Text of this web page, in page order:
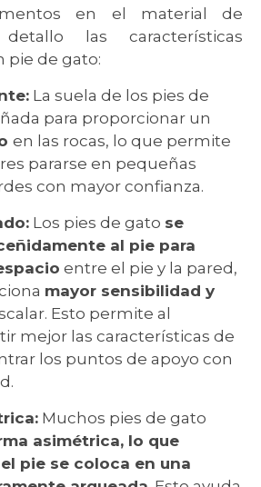
en el material de
las características
pie de gato:
La suela de los pies de
para proporcionar un
en las rocas, lo que permite
pararse en pequeñas
con mayor confianza.
Los pies de gato se
al pie para
entre el pie y la pared,
mayor sensibilidad y
Esto permite al
mejor las características de
los puntos de apoyo con
Muchos pies de gato
asimétrica, lo que
pie se coloca en una